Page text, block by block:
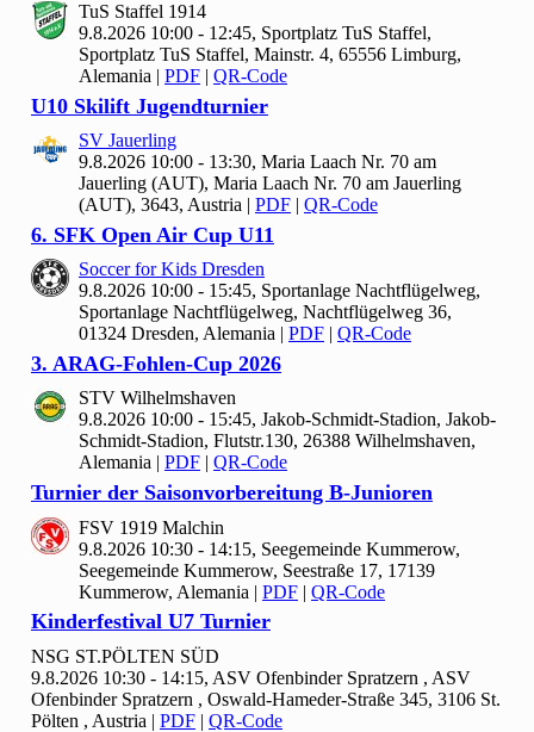
TuS Staffel 1914
9.8.2026 10:00 - 12:45, Sportplatz TuS Staffel,
Sportplatz TuS Staffel, Mainstr. 4, 65556 Limburg,
Alemania | PDF | QR-Code
U10 Skilift Jugendturnier
SV Jauerling
9.8.2026 10:00 - 13:30, Maria Laach Nr. 70 am
Jauerling (AUT), Maria Laach Nr. 70 am Jauerling
(AUT), 3643, Austria | PDF | QR-Code
6. SFK Open Air Cup U11
Soccer for Kids Dresden
9.8.2026 10:00 - 15:45, Sportanlage Nachtflügelweg,
Sportanlage Nachtflügelweg, Nachtflügelweg 36,
01324 Dresden, Alemania | PDF | QR-Code
3. ARAG-Fohlen-Cup 2026
STV Wilhelmshaven
9.8.2026 10:00 - 15:45, Jakob-Schmidt-Stadion, Jakob-
Schmidt-Stadion, Flutstr.130, 26388 Wilhelmshaven,
Alemania
PDF QR-Code
Turnier der Saisonvorbereitung B-Junioren
FSV 1919 Malchin
9.8.2026 10:30 - 14:15, Seegemeinde Kummerow,
Seegemeinde Kummerow, Seestraße 17, 17139
Kummerow, Alemania | PDF | QR-Code
Kinderfestival U7 Turnier
NSG ST.PÖLTEN SÜD
9.8.2026 10:30 - 14:15, ASV Ofenbinder Spratzern , ASV
Ofenbinder Spratzern , Oswald-Hameder-Straße 345, 3106 St.
Pölten , Austria | PDF | QR-Code